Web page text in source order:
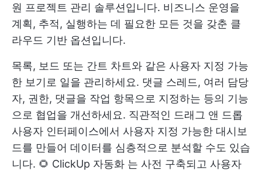
원 프로젝트 관리 솔루션입니다. 비즈니스 운영을
계획, 추적, 실행하는 데 필요한 모든 것을 갖춘 클
라우드 기반 옵션입니다.
목록, 보드 또는 간트 차트와 같은 사용자 지정 가능
한 보기로 일을 관리하세요. 댓글 스레드, 여러 담당
자, 권한, 댓글을 작업 항목으로 지정하는 등의 기능
으로 협업을 개선하세요. 직관적인 드래그 앤 드롭
사용자 인터페이스에서 사용자 지정 가능한 대시보
드를 만들어 데이터를 심층적으로 분석할 수도 있습
니다. 🌻 ClickUp 자동화 는 사전 구축되고 사용자